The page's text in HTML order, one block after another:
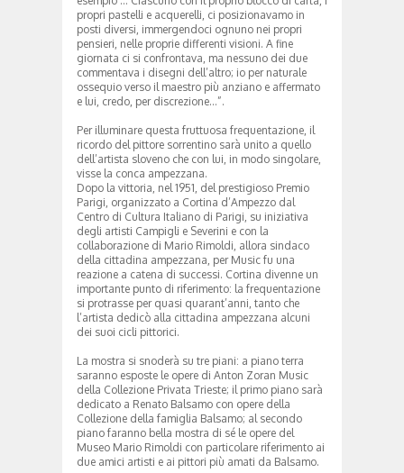
propri pastelli e acquerelli, ci posizionavamo in
posti diversi, immergendoci ognuno nei propri
pensieri, nelle proprie differenti visioni. A fine
giornata ci si confrontava, ma nessuno dei due
commentava i disegni dell’altro; io per naturale
ossequio verso il maestro più anziano e affermato
e lui, credo, per discrezione…”.
Per illuminare questa fruttuosa frequentazione, il
ricordo del pittore sorrentino sarà unito a quello
dell’artista sloveno che con lui, in modo singolare,
visse la conca ampezzana.
Dopo la vittoria, nel 1951, del prestigioso Premio
Parigi, organizzato a Cortina d’Ampezzo dal
Centro di Cultura Italiano di Parigi, su iniziativa
degli artisti Campigli e Severini e con la
collaborazione di Mario Rimoldi, allora sindaco
della cittadina ampezzana, per Music fu una
reazione a catena di successi. Cortina divenne un
importante punto di riferimento: la frequentazione
si protrasse per quasi quarant’anni, tanto che
l’artista dedicò alla cittadina ampezzana alcuni
dei suoi cicli pittorici.
La mostra si snoderà su tre piani: a piano terra
saranno esposte le opere di Anton Zoran Music
della Collezione Privata Trieste; il primo piano sarà
dedicato a Renato Balsamo con opere della
Collezione della famiglia Balsamo; al secondo
piano faranno bella mostra di sé le opere del
Museo Mario Rimoldi con particolare riferimento ai
due amici artisti e ai pittori più amati da Balsamo.